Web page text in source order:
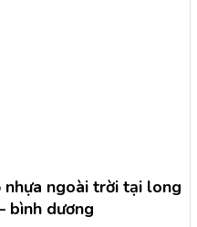
ngoài trời tại long
bình dương